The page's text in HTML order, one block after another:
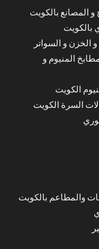
المصانع بالكويت
بالكويت
الخزن و السواتر
المنيوم و
الكويت
السرة الكويت
والمطاعم بالكويت